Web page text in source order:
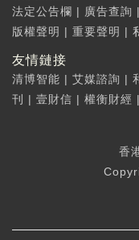
法定公告欄 | 廣告查詢 |
版權聲明 | 重要聲明 |
友情鏈接
清博智能 | 艾媒諮詢 |
刊
| 壹財信 | 權衡財經 |
香